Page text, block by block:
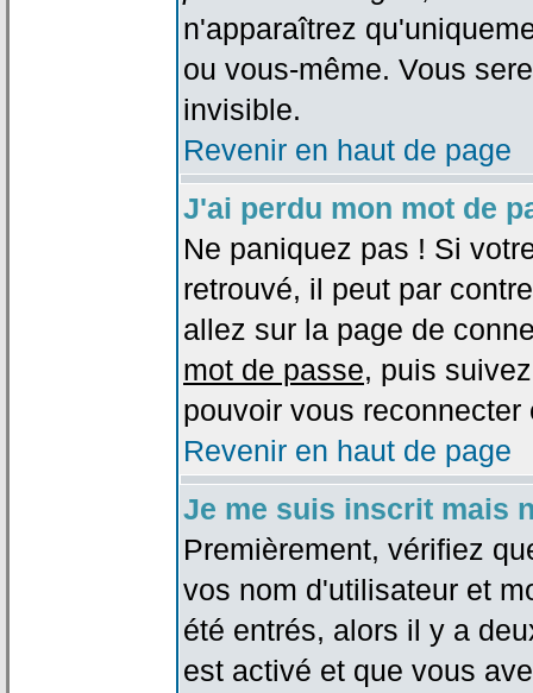
n'apparaîtrez
ou vous-même. Vous
invisible.
Revenir en haut de page
J'ai perdu mon mot de
Ne paniquez pas ! Si
retrouvé, il peut par
allez sur la page de
mot de passe, puis
pouvoir vous
Revenir en haut de page
Je me suis inscrit mais
Premièrement, vérifiez
vos nom d'utilisateur et
été entrés, alors il y a
est activé et que vous